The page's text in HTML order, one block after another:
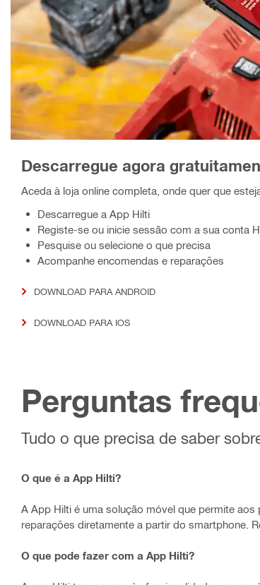
Descarregue agora
Aceda à loja online completa, onde quer que
Descarregue a App Hilti
Registe-se ou inicie sessão com a sua conta
Pesquise ou selecione o que precisa
Acompanhe encomendas e reparações
DOWNLOAD PARA ANDROID
DOWNLOAD PARA IOS
Perguntas
Tudo o que precisa de saber
O que é a App Hilti?
A App Hilti é uma solução móvel que permite
reparações diretamente a partir do smartphone.
O que pode fazer com a App Hilti?